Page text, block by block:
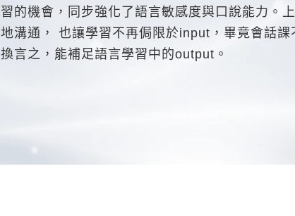
習的機會，同步強化了語言敏感度與口說能力。
地溝通， 也讓學習不再侷限於input，畢竟會話
換言之，能補足語言學習中的output。